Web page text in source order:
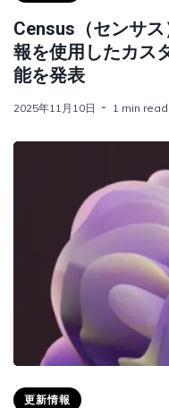
Census（センサ
報を使用したカス
能を発表
2025年11月10日 1 min read
更新情報